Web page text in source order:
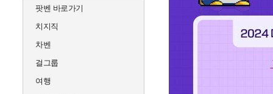
팟벤 바로가기
치지직
차벤
걸그룹
여행